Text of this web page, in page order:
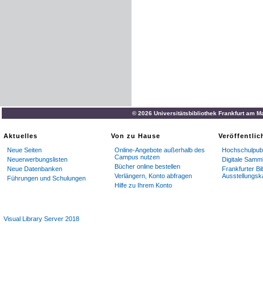
© 2026 Universitätsbibliothek Frankfurt am
Aktuelles
Neue Seiten
Neuerwerbungslisten
Neue Datenbanken
Führungen und Schulungen
Von zu Hause
Online-Angebote außerhalb des
Campus nutzen
Bücher online bestellen
Verlängern, Konto abfragen
Hilfe zu Ihrem Konto
Digitale
Frankfurter
Visual Library Server 2018